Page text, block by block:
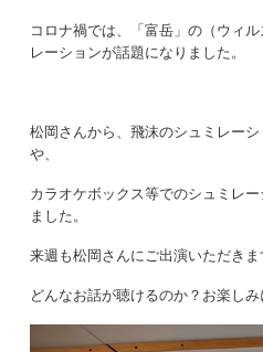
コロナ禍では、「富岳」の（ウィ
レーションが話題になりました。
松岡さんから、飛沫のシュミレー
や、
カラオケボックス等でのシュミレ
ました。
来週も松岡さんにご出演いただきま
どんなお話が聴けるのか？お楽しみ